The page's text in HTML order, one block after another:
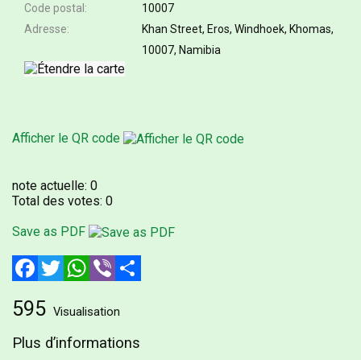
Code postal
10007
Adresse
Khan Street, Eros, Windhoek, Khomas,
10007, Namibia
Afficher le QR code
note actuelle: 0
Total des votes: 0
Save as PDF
FacebookTwitterWhatsApp
Viber
595 Visualisation
Plus d’informations